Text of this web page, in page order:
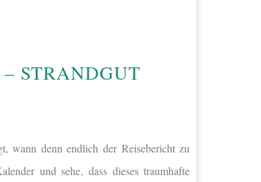
STRANDGUT
wann denn endlich der Reisebericht zu
und sehe, dass dieses traumhafte